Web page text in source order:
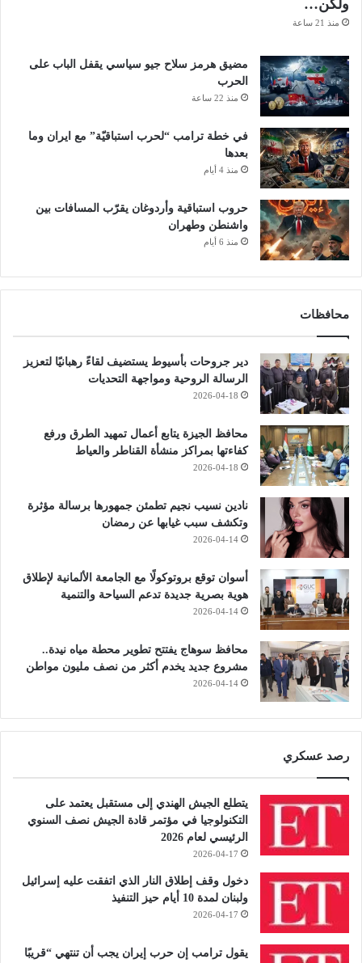
ولكن…
منذ 21 ساعة
مضيق هرمز سلاح جيو سياسي يقفل الباب على
الحرب
منذ 22 ساعة
في خطة ترامب “لحرب استباقيّة” مع ايران وما
بعدها
منذ 4 أيام
حروب استباقية وأردوغان يقرّب المسافات بين
واشنطن وطهران
منذ 6 أيام
محافظات
دير جروحات بأسيوط يستضيف لقاءً رهبانيًا لتعزيز
الرسالة الروحية ومواجهة التحديات
2026-04-18
محافظ الجيزة يتابع أعمال تمهيد الطرق ورفع
كفاءتها بمراكز منشأة القناطر والعياط
2026-04-18
نادين نسيب نجيم تطمئن جمهورها برسالة مؤثرة
وتكشف سبب غيابها عن رمضان
2026-04-14
أسوان توقع بروتوكولًا مع الجامعة الألمانية لإطلاق
هوية بصرية جديدة تدعم السياحة والتنمية
2026-04-14
محافظ سوهاج يفتتح تطوير محطة مياه نيدة..
مشروع جديد يخدم أكثر من نصف مليون مواطن
2026-04-14
رصد عسكري
يتطلع الجيش الهندي إلى مستقبل يعتمد على
التكنولوجيا في مؤتمر قادة الجيش نصف السنوي
الرئيسي لعام 2026
2026-04-17
دخول وقف إطلاق النار الذي اتفقت عليه إسرائيل
ولبنان لمدة 10 أيام حيز التنفيذ
2026-04-17
يقول ترامب إن حرب إيران يجب أن تنتهي “قريبًا